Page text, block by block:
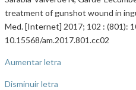
treatment of gunshot wound in
Med. [Internet] 2017; 102 : (801):
10.15568/am.2017.801.cc02
Aumentar letra
Disminuir letra